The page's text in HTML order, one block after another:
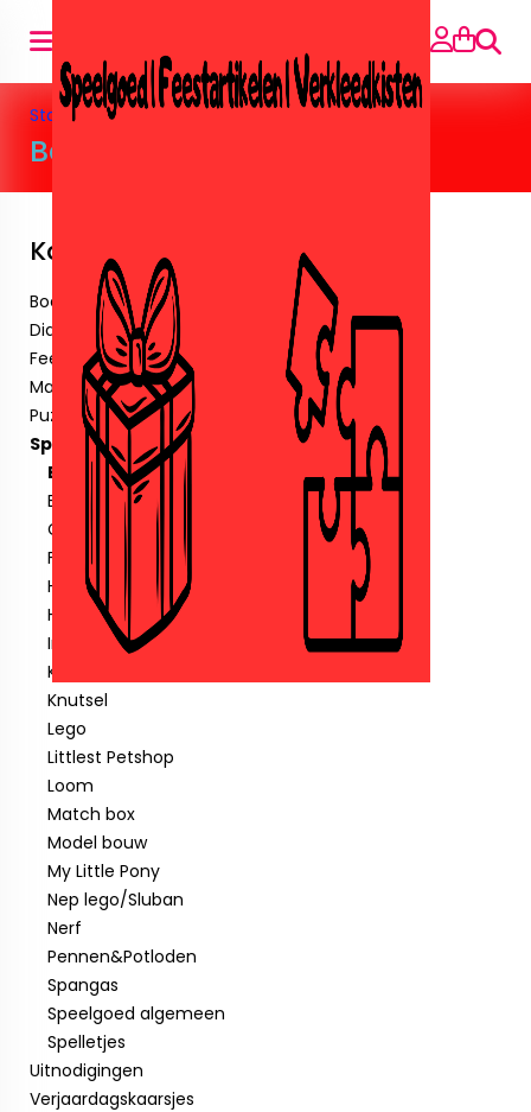
Suche
Startseite» Speelgoed»Barbie&Poppen
Barbie&Poppen
Kategorien
Boeken
Diamant paintingen.
Feestartikelen
Maskers & Tattoos & Stickers.
Puzzels
Speelgoed
Barbie&Poppen
Buiten speelgoed
Crystalbricks
Fisher price
Hotwheels
Hout speelgoed
Indiaan
Klein speelgoed tot € 1,00
Knutsel
Lego
Littlest Petshop
Loom
Match box
Model bouw
My Little Pony
Nep lego/Sluban
Nerf
Pennen&Potloden
Spangas
Speelgoed algemeen
Spelletjes
Uitnodigingen
Verjaardagskaarsjes